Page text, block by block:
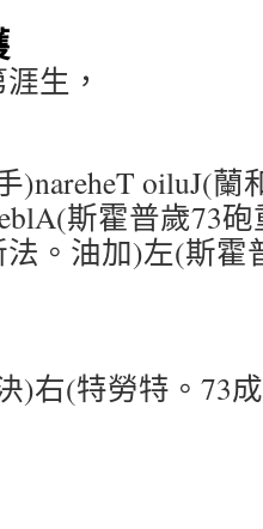
生，
)nareheT oiluJ(
斯霍普歲73
法。油加)左(斯
)右(特勞特。73